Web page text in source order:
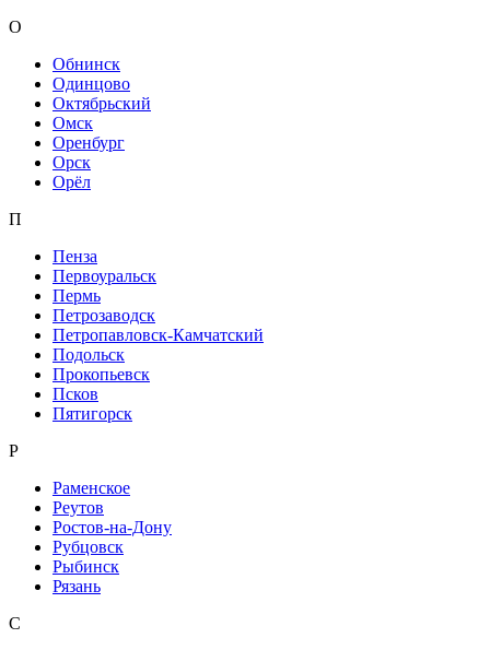
О
Обнинск
Одинцово
Октябрьский
Омск
Оренбург
Орск
Орёл
П
Пенза
Первоуральск
Пермь
Петрозаводск
Петропавловск-Камчатский
Подольск
Прокопьевск
Псков
Пятигорск
Р
Раменское
Реутов
Ростов-на-Дону
Рубцовск
Рыбинск
Рязань
С